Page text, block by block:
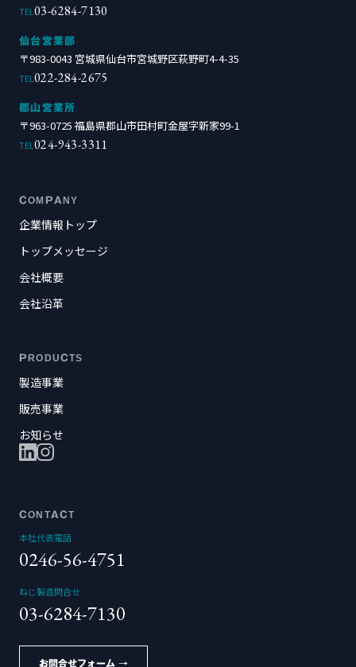
TEL 03-6284-7130
仙台営業部
〒983-0043 宮城県仙台市宮城野区萩野町4-4-35
TEL 022-284-2675
郡山営業所
〒963-0725 福島県郡山市田村町金屋字新家99-1
TEL 024-943-3311
COMPANY
企業情報トップ
トップメッセージ
会社概要
会社沿革
PRODUCTS
製造事業
販売事業
お知らせ
CONTACT
本社代表電話
0246-56-4751
ねじ製造問合せ
03-6284-7130
お問合せフォーム →